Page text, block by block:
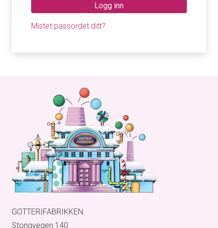
Logg inn
Mistet passordet ditt?
GOTTERIFABRIKKEN
Stongvegen 140